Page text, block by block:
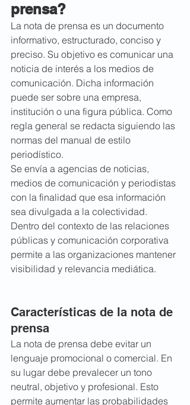
prensa?
La nota de prensa es un documento
informativo, estructurado, conciso y
preciso. Su objetivo es comunicar una
noticia de interés a los medios de
comunicación. Dicha información
puede ser sobre una empresa,
institución o una figura pública. Como
regla general se redacta siguiendo las
normas del manual de estilo
periodístico.
Se envía a agencias de noticias,
medios de comunicación y periodistas
con la finalidad que esa información
sea divulgada a la colectividad.
Dentro del contexto de las relaciones
públicas y comunicación corporativa
permite a las organizaciones mantener
visibilidad y relevancia mediática.
Características de la nota de
prensa
La nota de prensa debe evitar un
lenguaje promocional o comercial. En
su lugar debe prevalecer un tono
neutral, objetivo y profesional. Esto
permite aumentar las probabilidades